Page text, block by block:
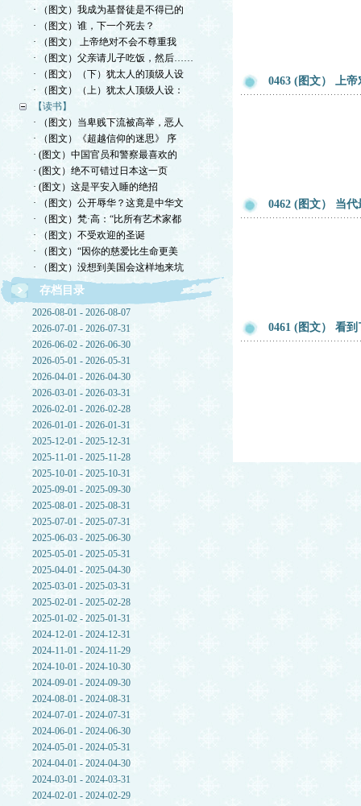
· （图文）我成为基督徒是不得已的
· （图文）谁，下一个死去？
· （图文） 上帝绝对不会不尊重我
· （图文）父亲请儿子吃饭，然后……
· （图文）（下）犹太人的顶级人设
· （图文）（上）犹太人顶级人设：
【读书】
· （图文）当卑贱下流被高举，恶人
· （图文）《超越信仰的迷思》 序
· (图文）中国官员和警察最喜欢的
· (图文）绝不可错过日本这一页
· (图文）这是平安入睡的绝招
· （图文）公开辱华？这竟是中华文
· （图文）梵·高：“比所有艺术家都
· （图文）不受欢迎的圣诞
· （图文）“因你的慈爱比生命更美
· （图文）没想到美国会这样地来坑
存档目录
2026-08-01 - 2026-08-07
2026-07-01 - 2026-07-31
2026-06-02 - 2026-06-30
2026-05-01 - 2026-05-31
2026-04-01 - 2026-04-30
2026-03-01 - 2026-03-31
2026-02-01 - 2026-02-28
2026-01-01 - 2026-01-31
2025-12-01 - 2025-12-31
2025-11-01 - 2025-11-28
2025-10-01 - 2025-10-31
2025-09-01 - 2025-09-30
2025-08-01 - 2025-08-31
2025-07-01 - 2025-07-31
2025-06-03 - 2025-06-30
2025-05-01 - 2025-05-31
2025-04-01 - 2025-04-30
2025-03-01 - 2025-03-31
2025-02-01 - 2025-02-28
2025-01-02 - 2025-01-31
2024-12-01 - 2024-12-31
2024-11-01 - 2024-11-29
2024-10-01 - 2024-10-30
2024-09-01 - 2024-09-30
2024-08-01 - 2024-08-31
2024-07-01 - 2024-07-31
2024-06-01 - 2024-06-30
2024-05-01 - 2024-05-31
2024-04-01 - 2024-04-30
2024-03-01 - 2024-03-31
2024-02-01 - 2024-02-29
0463 (图文） 上
0462 (图文） 当
0461 (图文） 看